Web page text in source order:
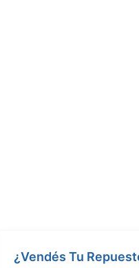
¿Vendés Tu